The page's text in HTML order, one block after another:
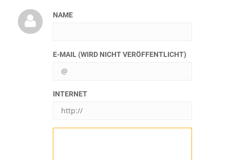
NAME
E-MAIL (WIRD NICHT VERÖFFENTLICHT)
INTERNET